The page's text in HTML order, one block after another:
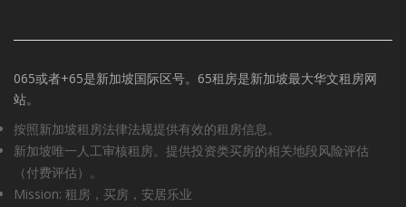
065或者+65是新加坡国际区号。65租房是新加坡最大华文租房网
站。
按照新加坡租房法律法规提供有效的租房信息。
新加坡唯一人工审核租房。提供投资类买房的相关地段风险评估
（付费评估）。
Mission: 租房，买房，安居乐业